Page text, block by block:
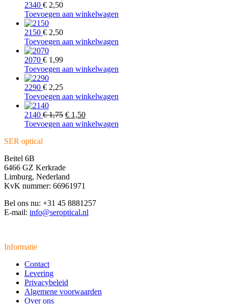
2340 € 2,50
Toevoegen aan winkelwagen
2150 € 2,50
Toevoegen aan winkelwagen
2070 € 1,99
Toevoegen aan winkelwagen
2290 € 2,25
Toevoegen aan winkelwagen
2140 €1,75 Oorspronkelijke
prijs
€ 1,50Huidige
prijs
Toevoegen aan winkelwagen
SER optical
Beitel 6B
6466 GZ Kerkrade
Limburg, Nederland
KvK nummer: 66961971
Bel ons nu: +31 45 8881257
E-mail: info@seroptical.nl
Informatie
Contact
Levering
Privacybeleid
Algemene voorwaarden
Over ons